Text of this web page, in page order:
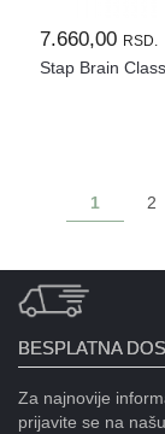
7.660,00 RSD.
Stap Brain
1 2
BESPLATNA
Za najnovije
prijavite se na